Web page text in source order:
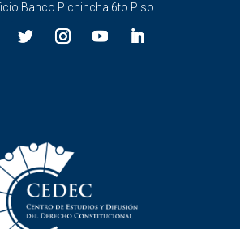
Banco Pichincha 6to Piso